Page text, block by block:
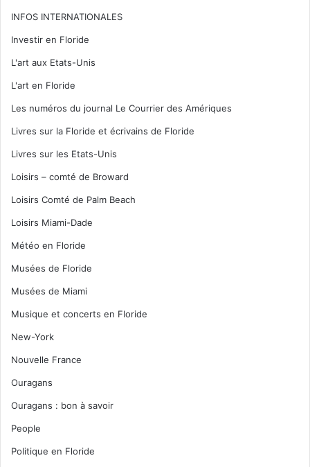
INFOS INTERNATIONALES
Investir en Floride
L'art aux Etats-Unis
L'art en Floride
Les numéros du journal Le Courrier des Amériques
Livres sur la Floride et écrivains de Floride
Livres sur les Etats-Unis
Loisirs – comté de Broward
Loisirs Comté de Palm Beach
Loisirs Miami-Dade
Météo en Floride
Musées de Floride
Musées de Miami
Musique et concerts en Floride
New-York
Nouvelle France
Ouragans
Ouragans : bon à savoir
People
Politique en Floride